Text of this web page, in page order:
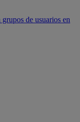
de usuarios en